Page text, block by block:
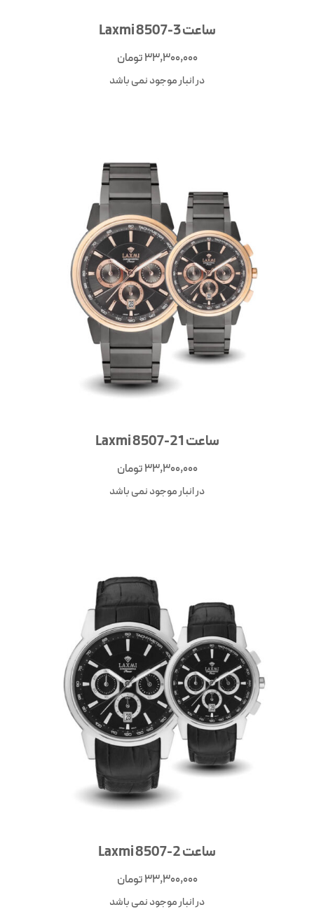
ساعت Laxmi 8507-3
33,300,000تومان
در انبار موجود نمی باشد
ساعت Laxmi 8507-21
33,300,000تومان
در انبار موجود نمی باشد
ساعت Laxmi 8507-2
33,300,000تومان
در انبار موجود نمی باشد